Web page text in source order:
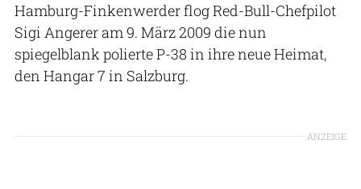
Hamburg-Finkenwerder flog Red-Bull-Chefpilot
Sigi Angerer am 9. März 2009 die nun
spiegelblank polierte P-38 in ihre neue Heimat,
den Hangar 7 in Salzburg.
ANZEIGE